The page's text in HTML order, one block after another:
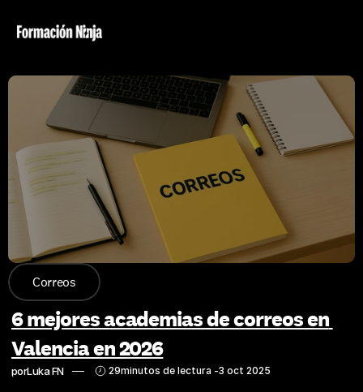
Correos
6 mejores academias de correos en
Valencia en 2026
porLuka FN 29minutos de lectura -3 oct 2025